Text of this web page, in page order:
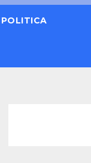
POLITICA